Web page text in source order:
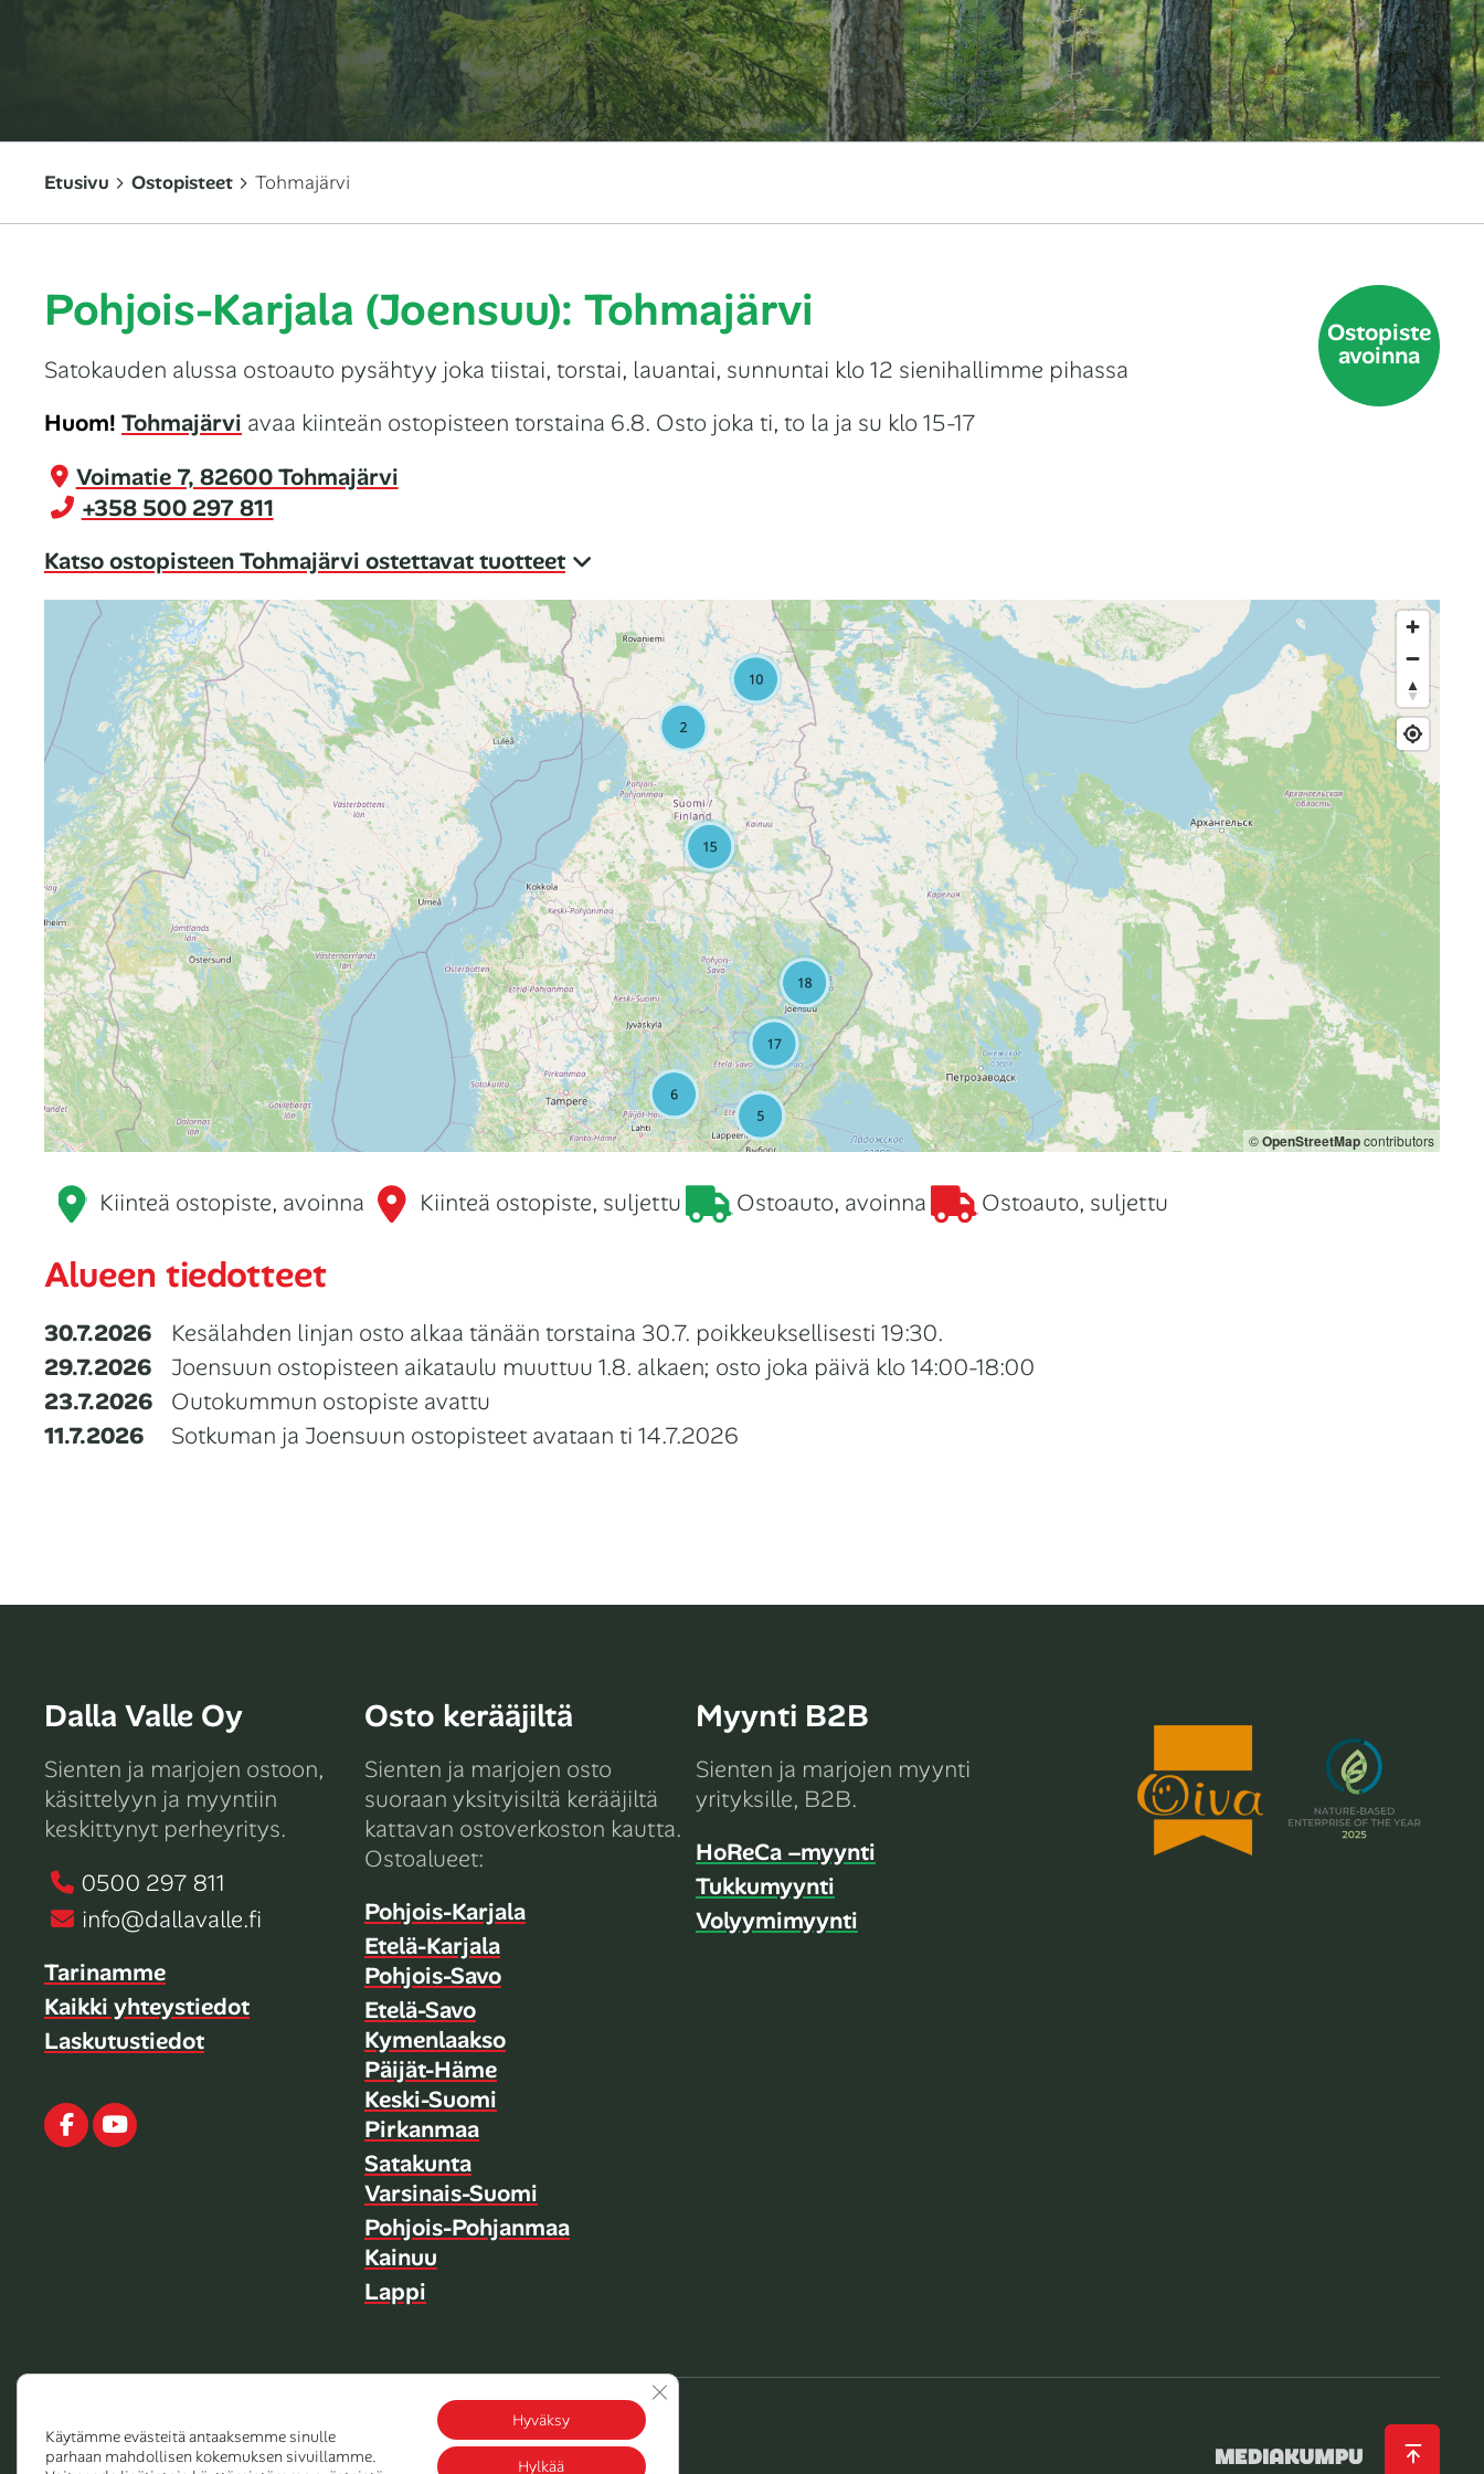
Etusivu Ostopisteet Tohmajärvi
Ostopiste
avoinna
Pohjois-Karjala (Joensuu): Tohmajärvi
Satokauden alussa ostoauto pysähtyy joka tiistai, torstai, lauantai, sunnuntai klo 12 sienihallimme pihassa
Huom! Tohmajärvi avaa kiinteän ostopisteen torstaina 6.8. Osto joka ti, to la ja su klo 15-17
Voimatie 7, 82600 Tohmajärvi
+358 500 297 811
Katso ostopisteen Tohmajärvi ostettavat tuotteet
©OpenStreetMapcontributors
Kiinteä ostopiste, avoinna Kiinteä ostopiste, suljettu Ostoauto, avoinna Ostoauto, suljettu
Alueen tiedotteet
30.7.2026
Kesälahden linjan osto alkaa tänään torstaina 30.7. poikkeuksellisesti 19:30.
29.7.2026
⁠Joensuun ostopisteen aikataulu muuttuu 1.8. alkaen; osto joka päivä klo 14:00-18:00
23.7.2026
Outokummun ostopiste avattu
11.7.2026
Sotkuman ja Joensuun ostopisteet avataan ti 14.7.2026
Dalla Valle Oy
Sienten ja marjojen ostoon,
käsittelyyn ja myyntiin
keskittynyt perheyritys.
0500 297 811
info@dallavalle.fi
Tarinamme
Kaikki yhteystiedot
Laskutustiedot
Facebook
Youtube
Osto kerääjiltä
Sienten ja marjojen osto
suoraan yksityisiltä kerääjiltä
kattavan ostoverkoston kautta.
Ostoalueet:
Pohjois-Karjala
Etelä-Karjala
Pohjois-Savo
Etelä-Savo
Kymenlaakso
Päijät-Häme
Keski-Suomi
Pirkanmaa
Satakunta
Varsinais-Suomi
Pohjois-Pohjanmaa
Kainuu
Lappi
Myynti B2B
Sienten ja marjojen myynti
yrityksille, B2B.
HoReCa –myynti
Tukkumyynti
Volyymimyynti
Copyright 2026 Dalla Valle Oy Tietosuojaseloste
Käytämme evästeitä antaaksemme sinulle
parhaan mahdollisen kokemuksen sivuillamme.
Hyväksy
Hylkää
Sulje evästebanneri